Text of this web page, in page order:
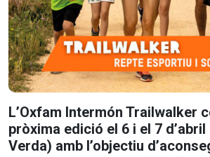
L’Oxfam Intermón Trailwalker
pròxima edició el 6 i el 7 d’abril
Verda) amb l’objectiu